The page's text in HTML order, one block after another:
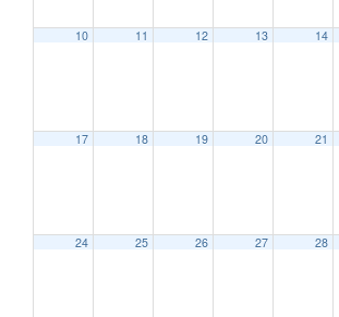
10 11 12 13 14
17 18 19 20 21
24 25 26 27 28